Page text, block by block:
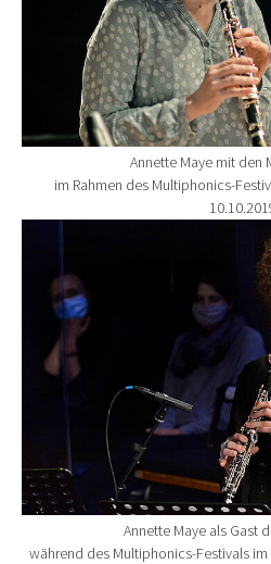
Annette Maye mit den
im Rahmen des Multiphonics-
Annette Maye als Gast
während des Multiphonics-Festivals